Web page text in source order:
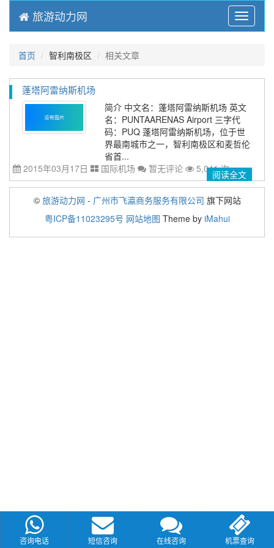
Menu
旅游动力网
首页 智利南极区 相关文章
蓬塔阿雷纳斯机场
简介 中文名：蓬塔阿雷纳斯机场 英文
名：PUNTAARENAS Airport 三字代
码：PUQ 蓬塔阿雷纳斯机场，位于世
界最南城市之一，智利南极区和麦哲伦
省首...
2015年03月17日
国际机场 暂无评论 5,041 次阅读全文
© 旅游动力网 - 广州市飞瀛商务服务有限公司 旗下网站
粤ICP备11023295号 网站地图 Theme by iMahui
咨询电话 短信咨询 在线咨询 机票查询